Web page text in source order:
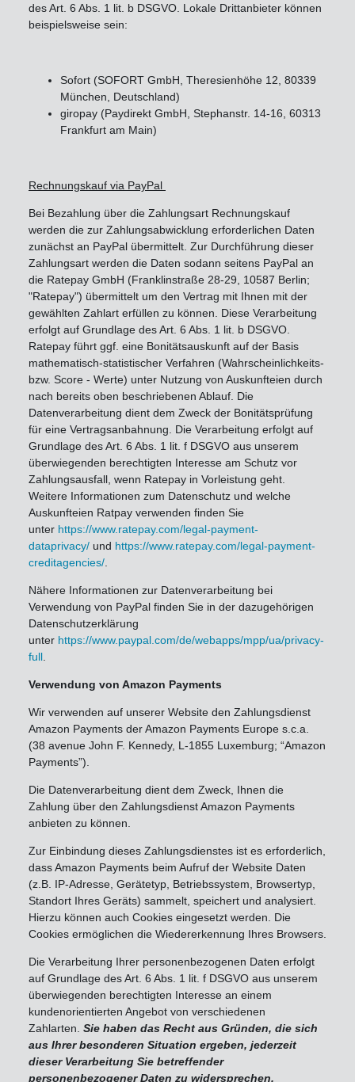
des Art. 6 Abs. 1 lit. b DSGVO. Lokale Drittanbieter können
beispielsweise sein:
Sofort (SOFORT GmbH, Theresienhöhe 12, 80339
München, Deutschland)
giropay (Paydirekt GmbH, Stephanstr. 14-16, 60313
Frankfurt am Main)
Rechnungskauf via PayPal
Bei Bezahlung über die Zahlungsart Rechnungskauf
werden die zur Zahlungsabwicklung erforderlichen Daten
zunächst an PayPal übermittelt. Zur Durchführung dieser
Zahlungsart werden die Daten sodann seitens PayPal an
die Ratepay GmbH (Franklinstraße 28-29, 10587 Berlin;
"Ratepay") übermittelt um den Vertrag mit Ihnen mit der
gewählten Zahlart erfüllen zu können. Diese Verarbeitung
erfolgt auf Grundlage des Art. 6 Abs. 1 lit. b DSGVO.
Ratepay führt ggf. eine Bonitätsauskunft auf der Basis
mathematisch-statistischer Verfahren (Wahrscheinlichkeits-
bzw. Score - Werte) unter Nutzung von Auskunfteien durch
nach bereits oben beschriebenen Ablauf. Die
Datenverarbeitung dient dem Zweck der Bonitätsprüfung
für eine Vertragsanbahnung. Die Verarbeitung erfolgt auf
Grundlage des Art. 6 Abs. 1 lit. f DSGVO aus unserem
überwiegenden berechtigten Interesse am Schutz vor
Zahlungsausfall, wenn Ratepay in Vorleistung geht.
Weitere Informationen zum Datenschutz und welche
Auskunfteien Ratpay verwenden finden Sie
unter https://www.ratepay.com/legal-payment-
dataprivacy/ und https://www.ratepay.com/legal-payment-
creditagencies/
Nähere Informationen zur Datenverarbeitung bei
Verwendung von PayPal finden Sie in der dazugehörigen
Datenschutzerklärung
unter https://www.paypal.com/de/webapps/mpp/ua/privacy-
full
Verwendung von Amazon Payments
Wir verwenden auf unserer Website den Zahlungsdienst
Amazon Payments der Amazon Payments Europe s.c.a.
(38 avenue John F. Kennedy, L-1855 Luxemburg; “Amazon
Payments”).
Die Datenverarbeitung dient dem Zweck, Ihnen die
Zahlung über den Zahlungsdienst Amazon Payments
anbieten zu können.
Zur Einbindung dieses Zahlungsdienstes ist es erforderlich,
dass Amazon Payments beim Aufruf der Website Daten
(z.B. IP-Adresse, Gerätetyp, Betriebssystem, Browsertyp,
Standort Ihres Geräts) sammelt, speichert und analysiert.
Hierzu können auch Cookies eingesetzt werden. Die
Cookies ermöglichen die Wiedererkennung Ihres Browsers.
Die Verarbeitung Ihrer personenbezogenen Daten erfolgt
auf Grundlage des Art. 6 Abs. 1 lit. f DSGVO aus unserem
überwiegenden berechtigten Interesse an einem
kundenorientierten Angebot von verschiedenen
Zahlarten. Sie haben das Recht aus Gründen, die sich
aus Ihrer besonderen Situation ergeben, jederzeit
dieser Verarbeitung Sie betreffender
personenbezogener Daten zu widersprechen.